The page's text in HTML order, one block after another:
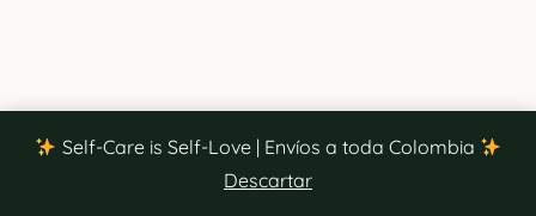
Self-Care is Self-Love | Envíos a toda Colombia
Descartar